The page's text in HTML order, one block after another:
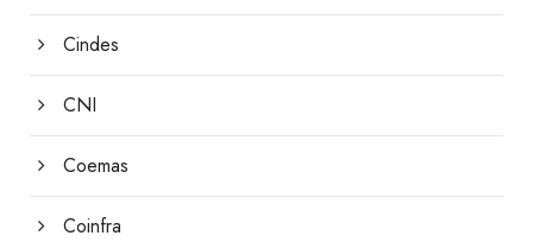
Cindes
CNI
Coemas
Coinfra